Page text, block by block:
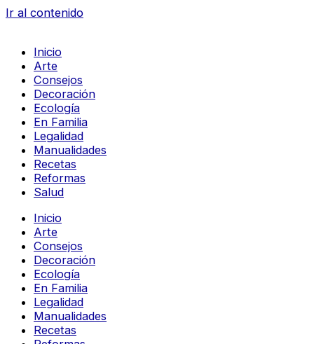
Ir al contenido
Inicio
Arte
Consejos
Decoración
Ecología
En Familia
Legalidad
Manualidades
Recetas
Reformas
Salud
Inicio
Arte
Consejos
Decoración
Ecología
En Familia
Legalidad
Manualidades
Recetas